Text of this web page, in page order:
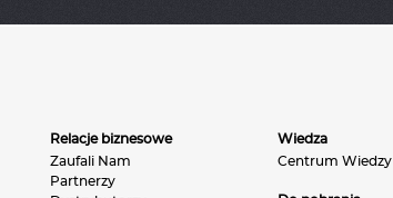
Relacje biznesowe
Zaufali Nam
Partnerzy
Wiedza
Centrum Wiedzy